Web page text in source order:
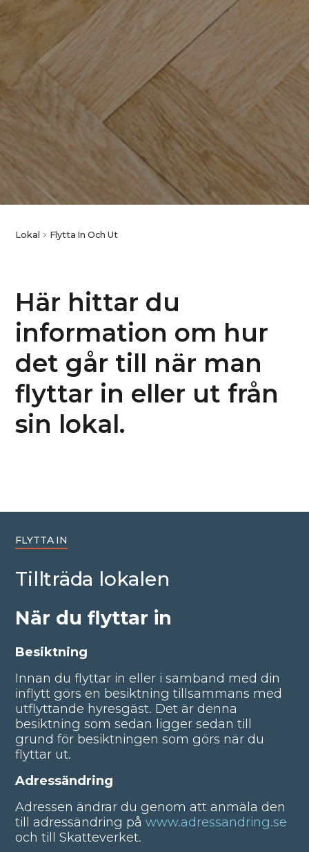
Lokal Flytta In Och Ut
Här hittar du
information om hur
det går till när man
flyttar in eller ut från
sin lokal.
FLYTTA IN
Tillträda lokalen
När du flyttar in
Besiktning
Innan du flyttar in eller i samband med din
inflytt görs en besiktning tillsammans med
utflyttande hyresgäst. Det är denna
besiktning som sedan ligger sedan till
grund för besiktningen som görs när du
flyttar ut.
Adressändring
Adressen ändrar du genom att anmäla den
till adressändring påwww.adressandring.se
och till Skatteverket.